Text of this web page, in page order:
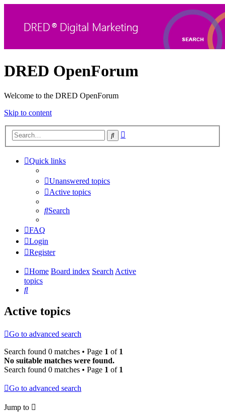
DRED OpenForum
Welcome to the DRED OpenForum
Skip to content
Search
Quick links
Unanswered topics
Active topics
Search
FAQ
Login
Register
Home Board index SearchActive
topics
Search
Active topics
Go to advanced search
Search found 0 matches • Page 1 of 1
No suitable matches were found.
Search found 0 matches • Page 1 of 1
Go to advanced search
Jump to